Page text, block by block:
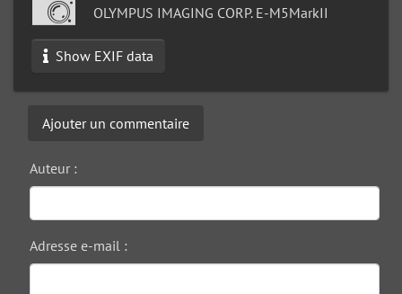
OLYMPUS IMAGING CORP. E-M5MarkII
Show EXIF data
Ajouter un commentaire
Auteur :
Adresse e-mail :